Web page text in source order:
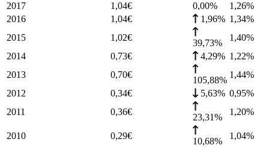
2017
1,04€ 0,00% 1,26%
2016
1,04€ 1,96% 1,34%
2015
1,02€
39,73%
1,40%
2014
0,73€ 4,29% 1,22%
2013
0,70€
105,88%
1,44%
2012
0,34€ 5,63% 0,95%
2011
0,36€
23,31%
1,20%
2010 0,29€
10,68%
1,04%